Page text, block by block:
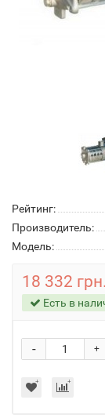
Рейтинг:
Производитель:
Модель:
18 332 грн.
Есть в
+
-